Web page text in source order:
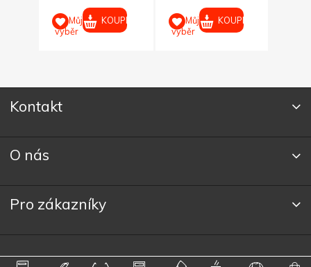
Můj
výběr
KOUPIT
Můj
výběr
KOUPIT
Kontakt
O nás
Pro zákazníky